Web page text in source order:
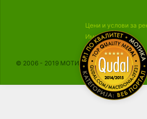
Цени и услови за
Импресум
© 2006 - 2019 МОТИКА, Сите права се